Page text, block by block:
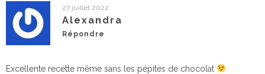
27 juillet 2022
Alexandra
Répondre
Excellente recette même sans les pépites de chocolat